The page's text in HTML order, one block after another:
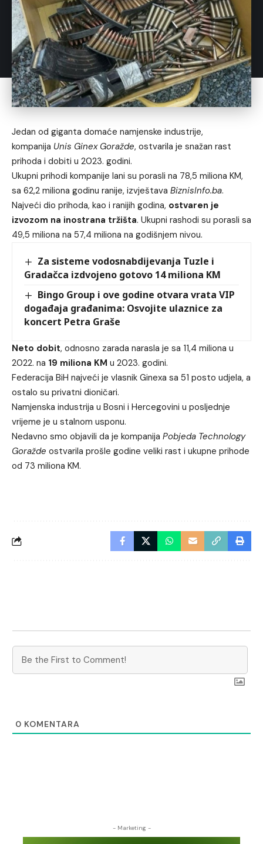
Jedan od giganta domaće namjenske industrije,
kompanija Unis Ginex Goražde, ostvarila je snažan rast
prihoda i dobiti u 2023. godini.
Ukupni prihodi kompanije lani su porasli na 78,5 miliona KM,
sa 62,2 miliona godinu ranije, izvještava BiznisInfo.ba.
Najveći dio prihoda, kao i ranijih godina, ostvaren je
izvozom na inostrana tržišta. Ukupni rashodi su porasli sa
49,5 miliona na 57,4 miliona na godišnjem nivou.
Za sisteme vodosnabdijevanja Tuzle i
Gradačca izdvojeno gotovo 14 miliona KM
Bingo Group i ove godine otvara vrata VIP
događaja građanima: Osvojite ulaznice za
koncert Petra Graše
Neto dobit, odnosno zarada narasla je sa 11,4 miliona u
2022. na 19 miliona KM u 2023. godini.
Federacija BiH najveći je vlasnik Ginexa sa 51 posto udjela, a
ostalo su privatni dioničari.
Namjenska industrija u Bosni i Hercegovini u posljednje
vrijeme je u stalnom usponu.
Nedavno smo objavili da je kompanija Pobjeda Technology
Goražde ostvarila prošle godine veliki rast i ukupne prihode
od 73 miliona KM.
0 KOMENTARA
- Marketing -